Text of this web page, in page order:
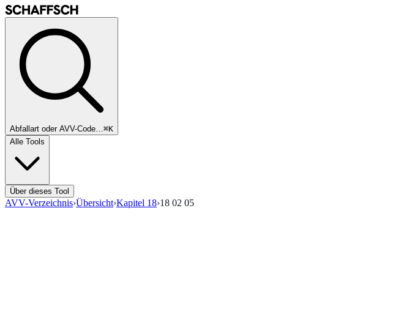
Abfallart oder AVV-Code…⌘K
Alle Tools
Über dieses Tool
AVV-Verzeichnis›Übersicht›Kapitel 18›18 02 05